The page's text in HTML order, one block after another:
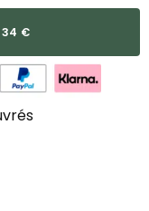
34 €